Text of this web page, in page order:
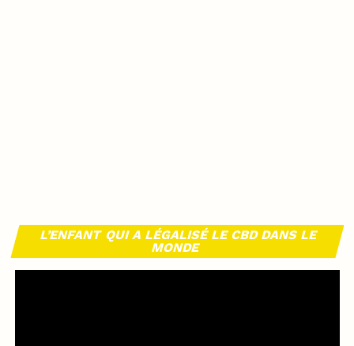
L’ENFANT QUI A LÉGALISÉ LE CBD DANS LE
MONDE